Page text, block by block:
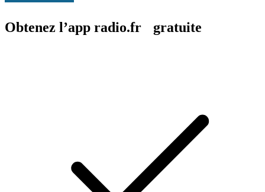
Obtenez l’app radio.fr gratuite